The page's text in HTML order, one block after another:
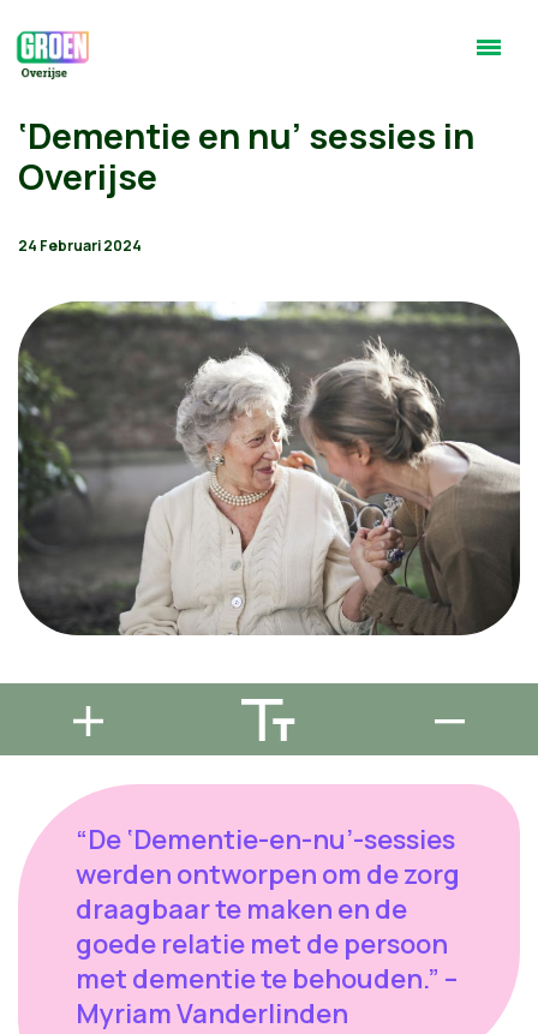
‘Dementie en nu’ sessies in
Overijse
24 Februari 2024
“De ‘Dementie-en-nu’-sessies
werden ontworpen om de zorg
draagbaar te maken en de
goede relatie met de persoon
met dementie te behouden.” –
Myriam Vanderlinden